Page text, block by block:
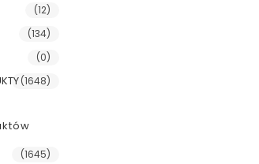
(12)
(134)
(0)
(1648)
(1645)